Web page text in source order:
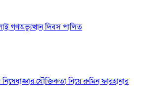
গণঅভ্যুত্থান দিবস পালিত
নিষেধাজ্ঞার যৌক্তিকতা নিয়ে রুমিন ফারহানার